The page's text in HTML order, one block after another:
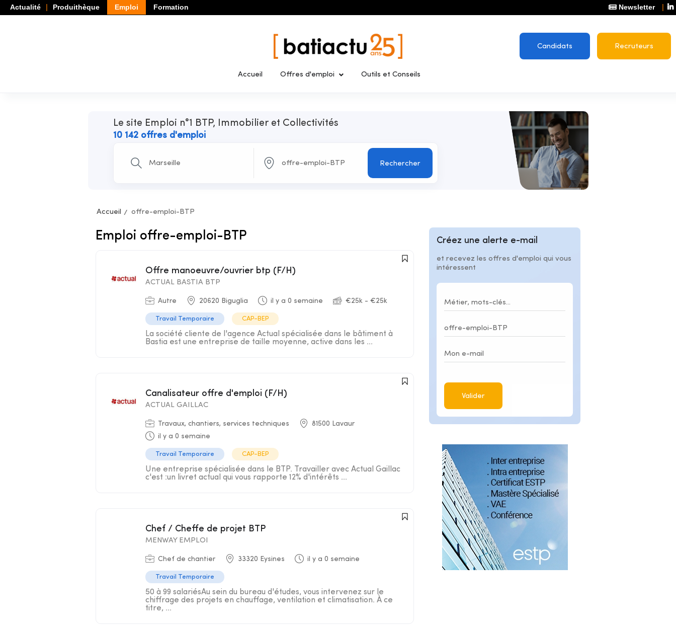
Actualité Produithèque Emploi Formation Newsletter
Candidats Recruteurs
Accueil Offres d'emploi Outils et Conseils
Le site Emploi n°1 BTP, Immobilier et Collectivités
10 142 offres d'emploi
Rechercher
Accueil offre-emploi-BTP
Emploi offre-emploi-BTP
Offre manoeuvre/ouvrier btp (F/H)
ACTUAL BASTIA BTP
Autre 20620 Biguglia il y a 0 semaine €25k - €25k
Travail Temporaire CAP-BEP
La société cliente de l'agence Actual spécialisée dans le bâtiment à
Bastia est une entreprise de taille moyenne, active dans les ...
Canalisateur offre d'emploi (F/H)
ACTUAL GAILLAC
Travaux, chantiers, services techniques
81500 Lavaur
il y a 0 semaine
Travail Temporaire CAP-BEP
Une entreprise spécialisée dans le BTP. Travailler avec Actual Gaillac
c'est :un livret actual qui vous rapporte 12% d'intérêts ...
Chef / Cheffe de projet BTP
MENWAY EMPLOI
Chef de chantier 33320 Eysines il y a 0 semaine
Travail Temporaire
50 à 99 salariésAu sein du bureau d'études, vous intervenez sur le
chiffrage des projets en chauffage, ventilation et climatisation. À ce
titre, ...
Créez une alerte e-mail
et recevez les offres d'emploi qui vous
intéressent
Valider